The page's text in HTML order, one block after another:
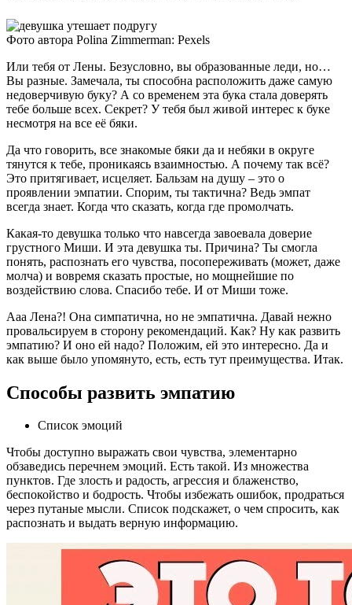
Фото автора Polina Zimmerman: Pexels
Или тебя от Лены. Безусловно, вы образованные леди, но…
Вы разные. Замечала, ты способна расположить даже самую
недоверчивую буку? А со временем эта бука стала доверять
тебе больше всех. Секрет? У тебя был живой интерес к буке
несмотря на все её бяки.
Да что говорить, все знакомые бяки да и небяки в округе
тянутся к тебе, проникаясь взаимностью. А почему так всё?
Это притягивает, исцеляет. Бальзам на душу – это о
проявлении эмпатии. Спорим, ты тактична? Ведь эмпат
всегда знает. Когда что сказать, когда где промолчать.
Какая-то девушка только что навсегда завоевала доверие
грустного Миши. И эта девушка ты. Причина? Ты смогла
понять, распознать его чувства, посопереживать (может, даже
молча) и вовремя сказать простые, но мощнейшие по
воздействию слова. Спасибо тебе. И от Миши тоже.
Ааа Лена?! Она симпатична, но не эмпатична. Давай нежно
провальсируем в сторону рекомендаций. Как? Ну как развить
эмпатию? И оно ей надо? Положим, ей это интересно. Да и
как выше было упомянуто, есть, есть тут преимущества. Итак.
Способы развить эмпатию
Список эмоций
Чтобы доступно выражать свои чувства, элементарно
обзаведись перечнем эмоций. Есть такой. Из множества
пунктов. Где злость и радость, агрессия и блаженство,
беспокойство и бодрость. Чтобы избежать ошибок, продраться
через путаные мысли. Список подскажет, о чем спросить, как
распознать и выдать верную информацию.